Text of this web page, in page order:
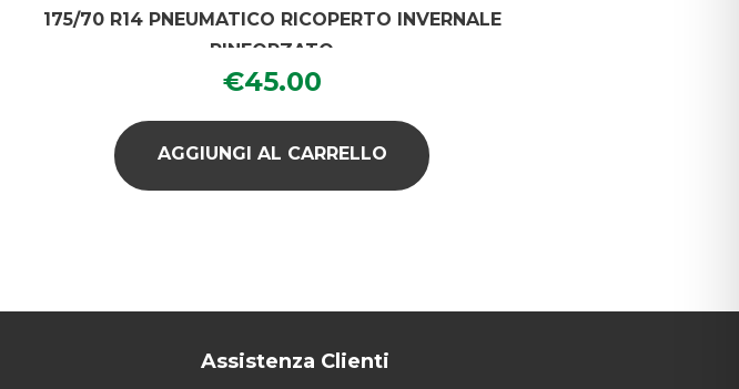
175/70 R14 PNEUMATICO RICOPERTO INVERNALE
RINFORZATO
€45.00
AGGIUNGI AL CARRELLO
Assistenza Clienti